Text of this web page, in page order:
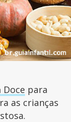
para
as crianças